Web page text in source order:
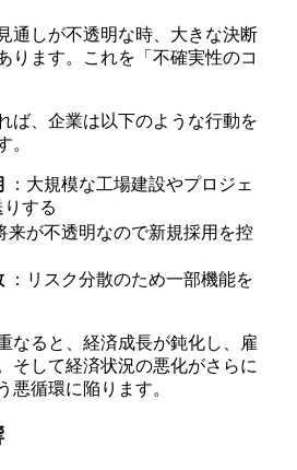
通しが不透明な時、大きな決断
ります。これを「不確実性のコ
ば、企業は以下のような行動を
。
：大規模な工場建設やプロジェ
する
来が不透明なので新規採用を控
：リスク分散のため一部機能を
なると、経済成長が鈍化し、雇
そして経済状況の悪化がさらに
悪循環に陥ります。